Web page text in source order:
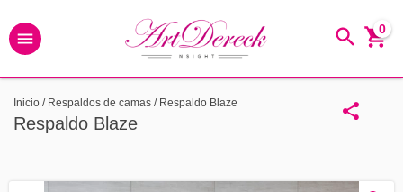
0
Inicio / Respaldos de camas / Respaldo Blaze
Respaldo Blaze